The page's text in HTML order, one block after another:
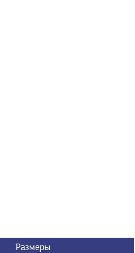
Размеры